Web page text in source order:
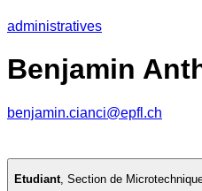
administratives
Benjamin
benjamin.cianci@epfl.ch
Etudiant, Section de